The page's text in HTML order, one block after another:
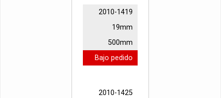
2010-1419
19mm
500mm
Bajo pedido
2010-1425